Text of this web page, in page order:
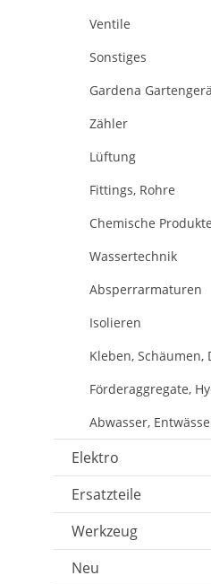
Ventile
Sonstiges
Gardena
Zähler
Lüftung
Fittings, Rohre
Chemische Produkte
Wassertechnik
Absperrarmaturen
Isolieren
Kleben, Schäumen,
Förderaggregate,
Abwasser,
Elektro
Ersatzteile
Werkzeug
Neu